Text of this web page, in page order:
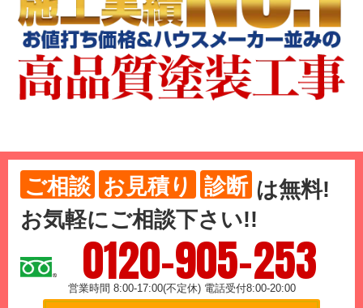
ご相談 お見積り 診断 は無料!
お気軽にご相談下さい!!
0120-905-253
営業時間 8:00-17:00(不定休) 電話受付8:00-20:00